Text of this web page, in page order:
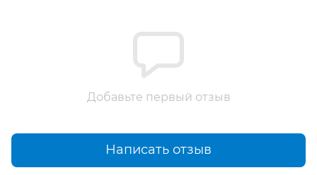
Добавьте первый отзыв
Написать отзыв